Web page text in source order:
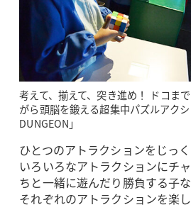
考えて、揃えて、突き進め！ ドコま
がら頭脳を鍛える超集中パズルアク
DUNGEON」
ひとつのアトラクションをじっ
いろいろなアトラクションにチ
ちと一緒に遊んだり勝負する子
それぞれのアトラクションを楽